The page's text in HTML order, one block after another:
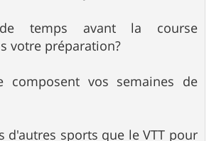
temps avant la course
votre préparation?
composent vos semaines de
d'autres sports que le VTT pour